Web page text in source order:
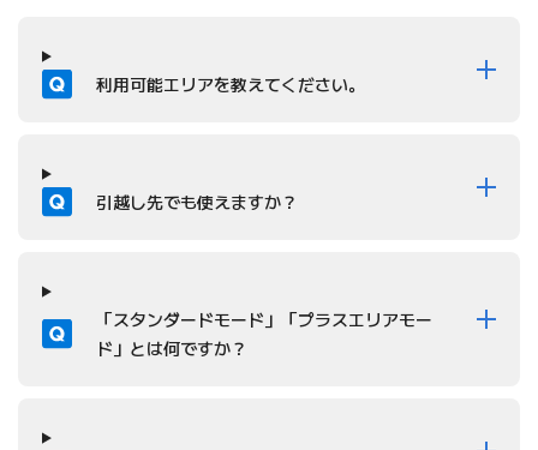
質問 利用可能エリアを教えてください。
質問 引越し先でも使えますか？
質問
「スタンダードモード」「プラスエリアモー
ド」とは何ですか？